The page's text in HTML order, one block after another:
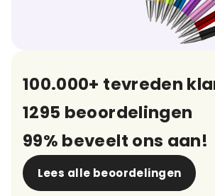
100.000+ tevreden
1295 beoordelingen
99% beveelt ons aan!
Lees alle beoordelingen